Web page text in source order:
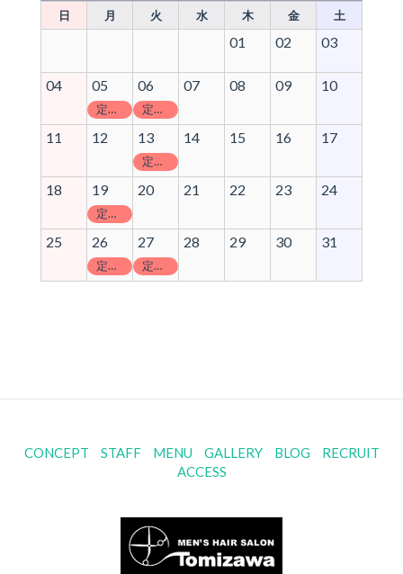
日 月 火 水 木 金 土
01 02 03
04 05
定休日
06
定休日
07 08 09 10
11 12 13
定休日
14 15 16 17
18 19
定休日
20 21 22 23 24
25 26
定休日
27
定休日
28 29 30 31
CONCEPT STAFF MENU GALLERY BLOG
RECRUIT
ACCESS